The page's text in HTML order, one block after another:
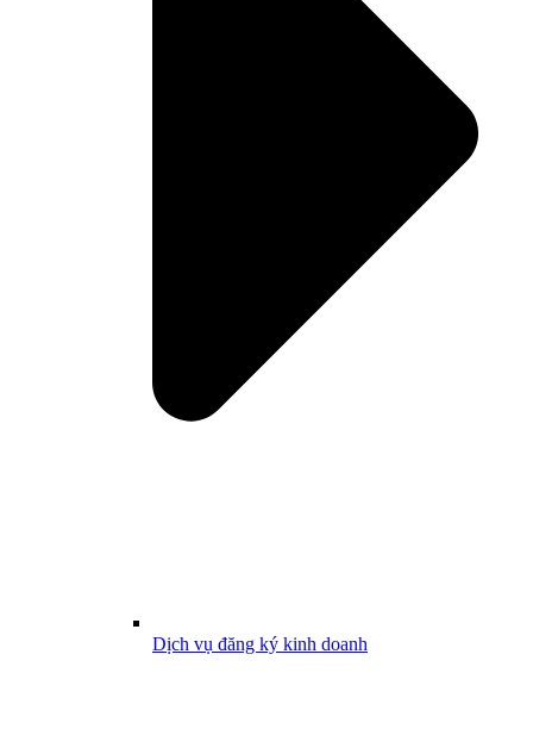
Dịch vụ đăng ký kinh doanh